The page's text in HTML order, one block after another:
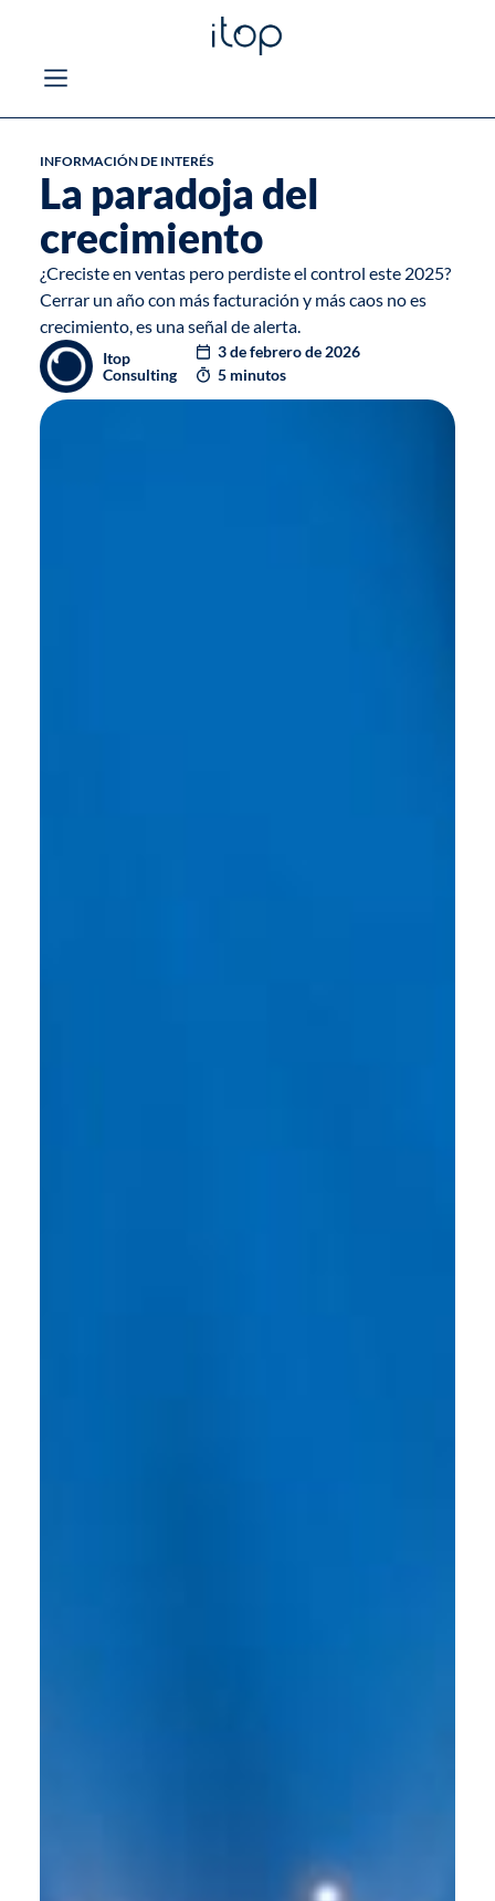
INFORMACIÓN DE INTERÉS
La paradoja del
crecimiento
¿Creciste en ventas pero perdiste el control este 2025?
Cerrar un año con más facturación y más caos no es
crecimiento, es una señal de alerta.
Itop
Consulting
3 de febrero de 2026
5 minutos